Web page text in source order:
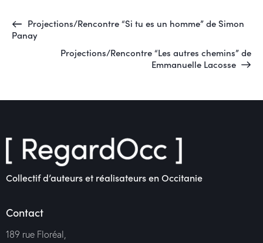
Projections/Rencontre “Si tu es un homme” de Simon
Panay
Projections/Rencontre “Les autres chemins” de
Emmanuelle Lacosse
Collectif d’auteurs et réalisateurs en Occitanie
Contact
189 rue Floréal,